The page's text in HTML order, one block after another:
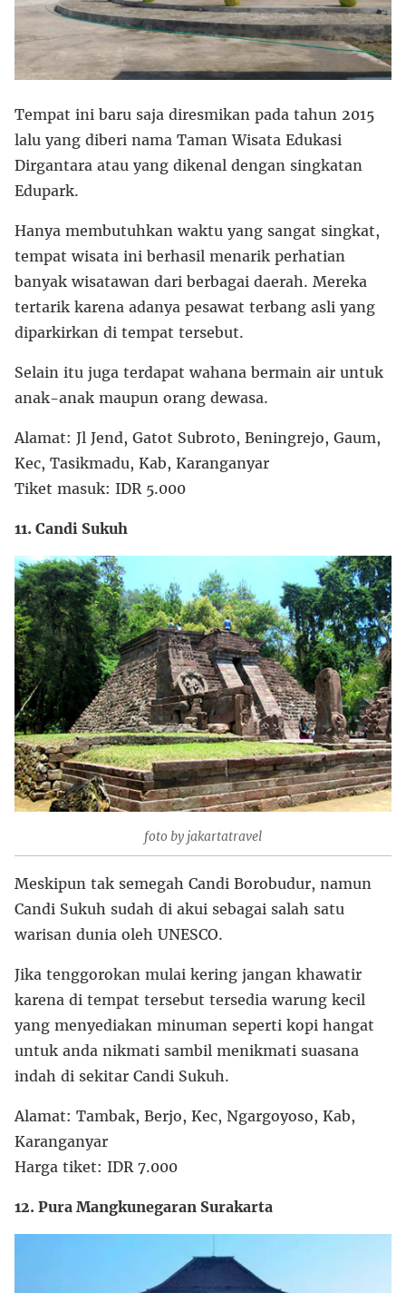
Tempat ini baru saja diresmikan pada tahun 2015
lalu yang diberi nama Taman Wisata Edukasi
Dirgantara atau yang dikenal dengan singkatan
Edupark.
Hanya membutuhkan waktu yang sangat singkat,
tempat wisata ini berhasil menarik perhatian
banyak wisatawan dari berbagai daerah. Mereka
tertarik karena adanya pesawat terbang asli yang
diparkirkan di tempat tersebut.
Selain itu juga terdapat wahana bermain air untuk
anak-anak maupun orang dewasa.
Alamat: Jl Jend, Gatot Subroto, Beningrejo, Gaum,
Kec, Tasikmadu, Kab, Karanganyar
Tiket masuk: IDR 5.000
11. Candi Sukuh
foto by jakartatravel
Meskipun tak semegah Candi Borobudur, namun
Candi Sukuh sudah di akui sebagai salah satu
warisan dunia oleh UNESCO.
Jika tenggorokan mulai kering jangan khawatir
karena di tempat tersebut tersedia warung kecil
yang menyediakan minuman seperti kopi hangat
untuk anda nikmati sambil menikmati suasana
indah di sekitar Candi Sukuh.
Alamat: Tambak, Berjo, Kec, Ngargoyoso, Kab,
Karanganyar
Harga tiket: IDR 7.000
12. Pura Mangkunegaran Surakarta